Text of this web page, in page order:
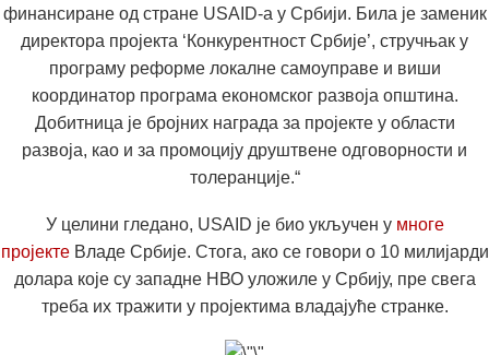
финансиране од стране USAID-а у Србији. Била је заменик
директора пројекта ‘Конкурентност Србије’, стручњак у
програму реформе локалне самоуправе и виши
координатор програма економског развоја општина.
Добитница је бројних награда за пројекте у области
развоја, као и за промоцију друштвене одговорности и
толеранције.“
У целини гледано, USAID је био укључен у многе
пројектеВладе Србије. Стога, ако се говори о 10 милијарди
долара које су западне НВО уложиле у Србију, пре свега
треба их тражити у пројектима владајуће странке.